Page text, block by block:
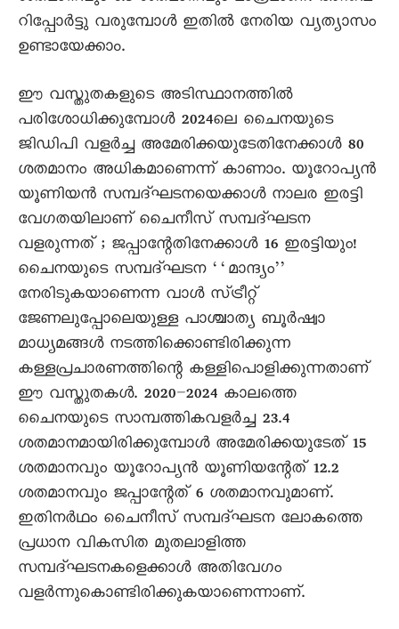
റിപ്പോർട്ടു വരുമ്പോൾ ഇതിൽ നേരിയ വ്യത്യാസം
ഉണ്ടായേക്കാം.
ഈ വസ്തുതകളുടെ അടിസ്ഥാനത്തിൽ
പരിശോധിക്കുമ്പോൾ 2024ലെ ചെെനയുടെ
ജിഡിപി വളർച്ച അമേരിക്കയുടേതിനേക്കാൾ 80
ശതമാനം അധികമാണെന്ന് കാണാം. യൂറോപ്യൻ
യൂണിയൻ സമ്പദ്ഘടനയെക്കാൾ നാലര ഇരട്ടി
വേഗതയിലാണ് ചെെനീസ് സമ്പദ്ഘടന
വളരുന്നത് ; ജപ്പാന്റേതിനേക്കാൾ 16 ഇരട്ടിയും!
ചെെനയുടെ സമ്പദ്ഘടന ‘‘മാന്ദ്യം’’
നേരിടുകയാണെന്ന വാൾ സ്ട്രീറ്റ്
ജേണലുപ്പോലെയുള്ള പാശ്ചാത്യ ബൂർഷ്വാ
മാധ്യമങ്ങൾ നടത്തിക്കൊണ്ടിരിക്കുന്ന
കള്ളപ്രചാരണത്തിന്റെ കള്ളിപൊളിക്കുന്നതാണ്
ഈ വസ്തുതകൾ. 2020–2024 കാലത്തെ
ചെെനയുടെ സാമ്പത്തികവളർച്ച 23.4
ശതമാനമായിരിക്കുമ്പോൾ അമേരിക്കയുടേത് 15
ശതമാനവും യൂറോപ്യൻ യൂണിയന്റേത് 12.2
ശതമാനവും ജപ്പാന്റേത് 6 ശതമാനവുമാണ്.
ഇതിനർഥം ചെെനീസ് സമ്പദ്ഘടന ലോകത്തെ
പ്രധാന വികസിത മുതലാളിത്ത
സമ്പദ്ഘടനകളെക്കാൾ അതിവേഗം
വളർന്നുകൊണ്ടിരിക്കുകയാണെന്നാണ്.